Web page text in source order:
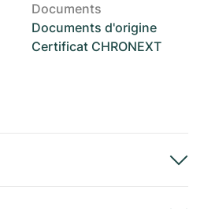
Documents
Documents d'origine
Certificat CHRONEXT